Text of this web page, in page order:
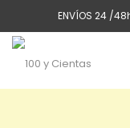
ENVÍOS 24 /